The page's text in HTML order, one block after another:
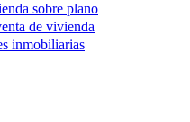
sobre plano
de vivienda
inmobiliarias